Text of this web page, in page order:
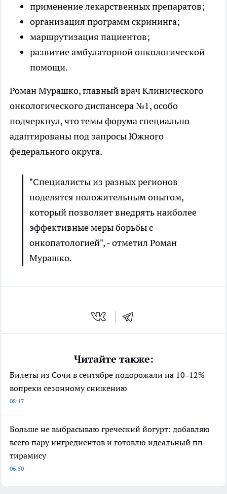
применение лекарственных препаратов;
организация программ скрининга;
маршрутизация пациентов;
развитие амбулаторной онкологической
помощи.
Роман Мурашко, главный врач Клинического
онкологического диспансера №1, особо
подчеркнул, что темы форума специально
адаптированы под запросы Южного
федерального округа.
"Специалисты из разных регионов
поделятся положительным опытом,
который позволяет внедрять наиболее
эффективные меры борьбы с
онкопатологией", - отметил Роман
Мурашко.
Читайте также:
Билеты из Сочи в сентябре подорожали на 10–12%
вопреки сезонному снижению
08:17
Больше не выбрасываю греческий йогурт: добавляю
всего пару ингредиентов и готовлю идеальный пп-
тирамису
06:50